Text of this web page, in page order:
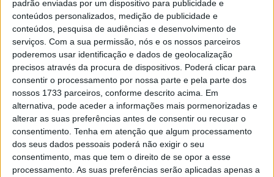
padrão enviadas por um dispositivo para publicidade e
conteúdos personalizados, medição de publicidade e
conteúdos, pesquisa de audiências e desenvolvimento de
serviços. Com a sua permissão, nós e os nossos parceiros
poderemos usar identificação e dados de geolocalização
precisos através da procura de dispositivos. Poderá clicar para
consentir o processamento por nossa parte e pela parte dos
nossos 1733 parceiros, conforme descrito acima. Em
alternativa, pode aceder a informações mais pormenorizadas e
alterar as suas preferências antes de consentir ou recusar o
consentimento. Tenha em atenção que algum processamento
dos seus dados pessoais poderá não exigir o seu
consentimento, mas que tem o direito de se opor a esse
processamento. As suas preferências serão aplicadas apenas a
Cinco pilotos compõem a equipa, divididos por três
categorias diferentes, destacando-se o apoio a jovens
esperanças da modalidade.
Começando pelos mais jovens, Martim Maria continua a
sua evolução na categoria Infantis B. Cada vez mais
adaptado a esta classe, o objectivo de 2018 passa por
conquistar lugares de destaque, e dar continuidade à sua
evolução como piloto.
Artigos relacionados